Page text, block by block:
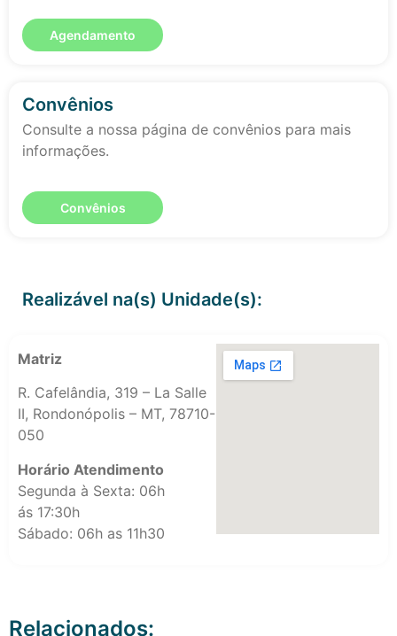
Agendamento
Convênios
Consulte a nossa página de convênios para mais
informações.
Convênios
Realizável na(s) Unidade(s):
Matriz
R. Cafelândia, 319 – La Salle
II, Rondonópolis – MT, 78710-
050
Horário Atendimento
Segunda à Sexta: 06h
ás 17:30h
Sábado: 06h as 11h30
Relacionados: